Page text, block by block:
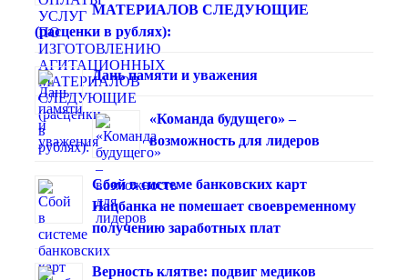
МАТЕРИАЛОВ СЛЕДУЮЩИЕ
(расценки в рублях):
Дань памяти и уважения
«Команда будущего» –
возможность для лидеров
Сбой в системе банковских карт
Нацбанка не помешает своевременному
получению заработных плат
Верность клятве: подвиг медиков